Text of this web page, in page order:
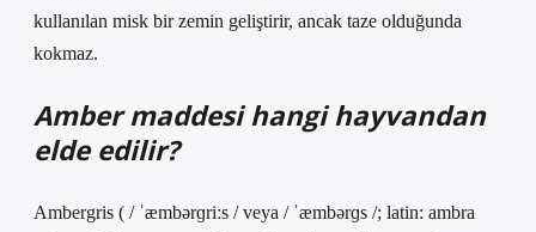
kullanılan misk bir zemin geliştirir, ancak taze olduğunda
kokmaz.
Amber maddesi hangi hayvandan
elde edilir?
Ambergris ( / ˈæmbərɡriːs / veya / ˈæmbərɡs /; latin: ambra